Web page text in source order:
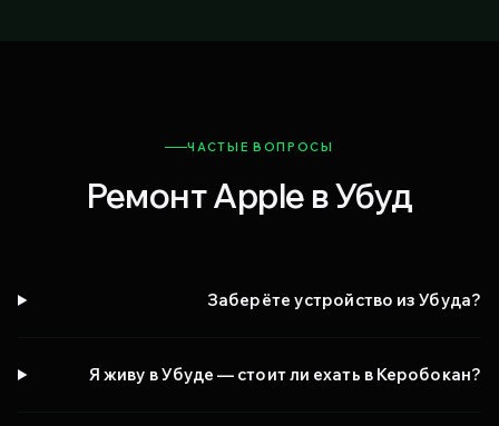
ЧАСТЫЕ ВОПРОСЫ
Ремонт Apple в Убуд
Заберёте устройство из Убуда?
Я живу в Убуде — стоит ли ехать в Керобокан?